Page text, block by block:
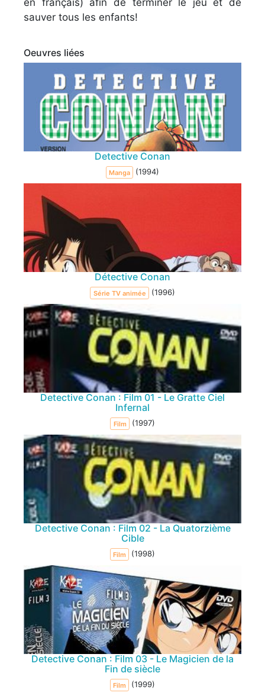
en français) afin de terminer le jeu et de
sauver tous les enfants!
Oeuvres liées
Detective Conan
Manga (1994)
Détective Conan
Série TV animée (1996)
Detective Conan : Film 01 - Le Gratte Ciel
Infernal
Film (1997)
Detective Conan : Film 02 - La Quatorzième
Cible
Film (1998)
Detective Conan : Film 03 - Le Magicien de la
Fin de siècle
Film (1999)